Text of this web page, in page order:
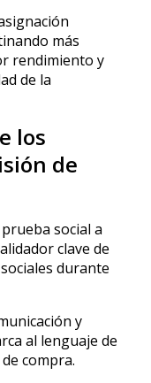
más
rendimiento y
de la
los
de
social a
clave de
durante
y
al lenguaje de
compra.